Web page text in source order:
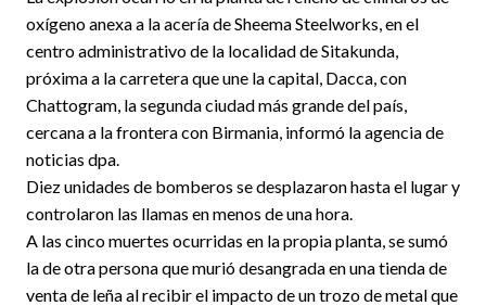
oxígeno anexa a la acería de Sheema Steelworks, en el
centro administrativo de la localidad de Sitakunda,
próxima a la carretera que une la capital, Dacca, con
Chattogram, la segunda ciudad más grande del país,
cercana a la frontera con Birmania, informó la agencia de
noticias dpa.
Diez unidades de bomberos se desplazaron hasta el lugar y
controlaron las llamas en menos de una hora.
A las cinco muertes ocurridas en la propia planta, se sumó
la de otra persona que murió desangrada en una tienda de
venta de leña al recibir el impacto de un trozo de metal que